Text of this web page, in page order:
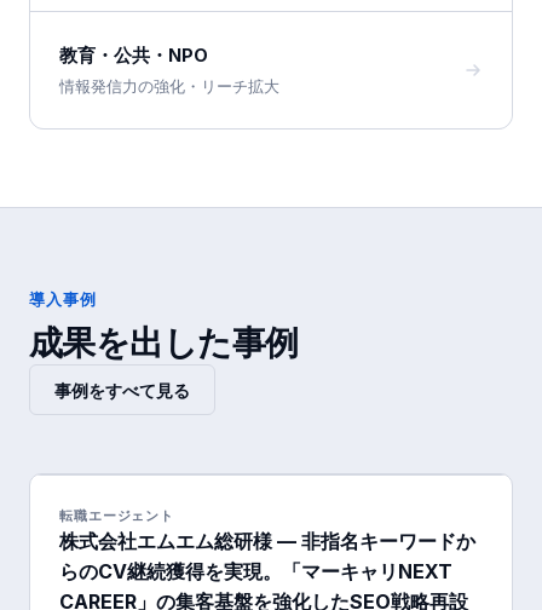
教育・公共・NPO
情報発信力の強化・リーチ拡大
導入事例
成果を出した事例
事例をすべて見る
転職エージェント
株式会社エムエム総研様 — 非指名キーワードか
らのCV継続獲得を実現。「マーキャリNEXT
CAREER」の集客基盤を強化したSEO戦略再設